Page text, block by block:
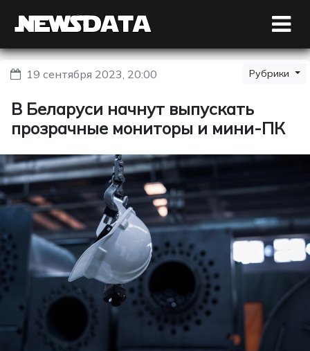
19 сентября 2023, 20:00 Рубрики
В Беларуси начнут выпускать
прозрачные мониторы и мини-ПК